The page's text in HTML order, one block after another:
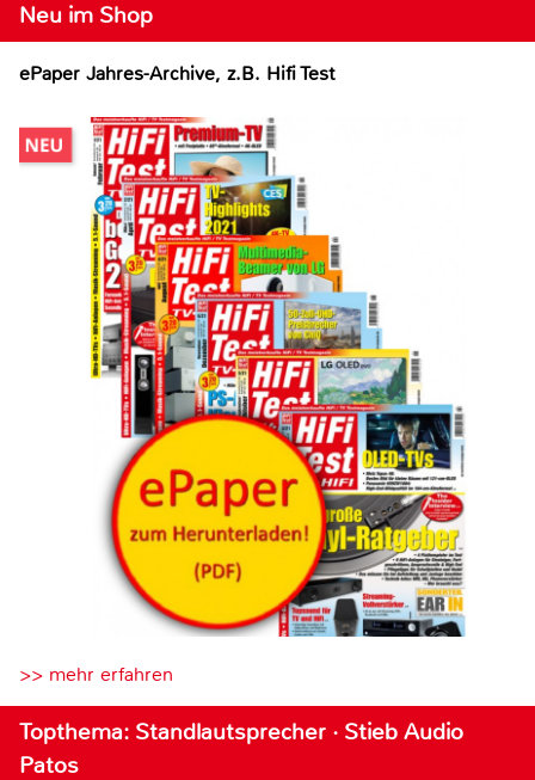
Neu im Shop
ePaper Jahres-Archive, z.B. Hifi Test
>> mehr erfahren
Topthema: Standlautsprecher · Stieb Audio
Patos